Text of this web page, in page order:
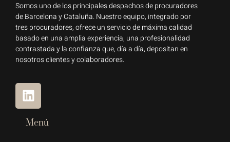
Somos uno de los principales despachos de procuradores
de Barcelona y Cataluña. Nuestro equipo, integrado por
tres procuradores, ofrece un servicio de máxima calidad
basado en una amplia experiencia, una profesionalidad
contrastada y la confianza que, día a día, depositan en
nosotros clientes y colaboradores.
Menú